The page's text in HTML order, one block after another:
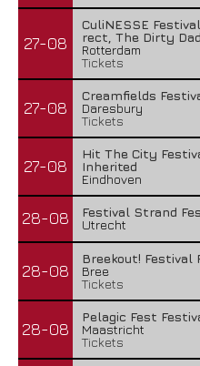
27-08
CuliNESSE
rect, The Dirty
Rotterdam
Tickets
27-08
Creamfields
Daresbury
Tickets
27-08
Hit The City
Inherited
Eindhoven
28-08
Festival Strand
Utrecht
28-08
Breekout! Festival
Bree
Tickets
28-08
Pelagic Fest
Maastricht
Tickets